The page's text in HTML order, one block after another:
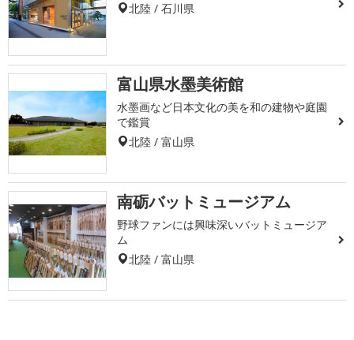
北陸 / 石川県
富山県水墨美術館
水墨画など日本文化の美を和の建物や庭園
で鑑賞
北陸 / 富山県
南砺バットミュージアム
野球ファンには興味深いバットミュージア
ム
北陸 / 富山県